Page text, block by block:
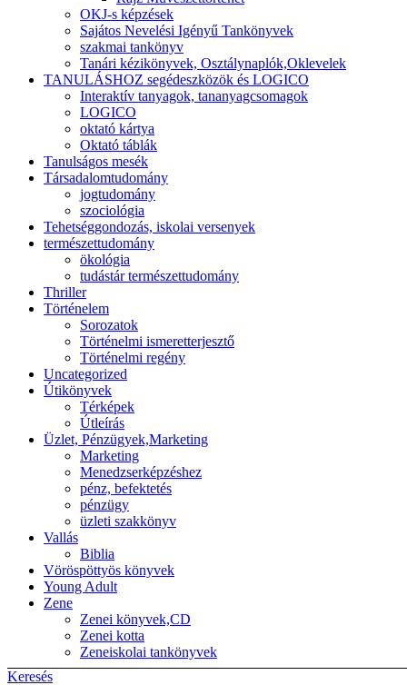
Keresés
OKJ-s képzések
Sajátos Nevelési Igényű Tankönyvek
szakmai tankönyv
Tanári kézikönyvek, Osztálynaplók,Oklevelek
TANULÁSHOZ segédeszközök és LOGICO
Interaktív tanyagok, tananyagcsomagok
LOGICO
oktató kártya
Oktató táblák
Tanulságos mesék
Társadalomtudomány
jogtudomány
szociológia
Tehetséggondozás, iskolai versenyek
természettudomány
ökológia
tudástár természettudomány
Thriller
Történelem
Sorozatok
Történelmi ismeretterjesztő
Történelmi regény
Uncategorized
Útikönyvek
Térképek
Útleírás
Üzlet, Pénzügyek,Marketing
Marketing
Menedzserképzéshez
pénz, befektetés
pénzügy
üzleti szakkönyv
Vallás
Biblia
Vöröspöttyös könyvek
Young Adult
Zene
Zenei könyvek,CD
Zenei kotta
Zeneiskolai tankönyvek